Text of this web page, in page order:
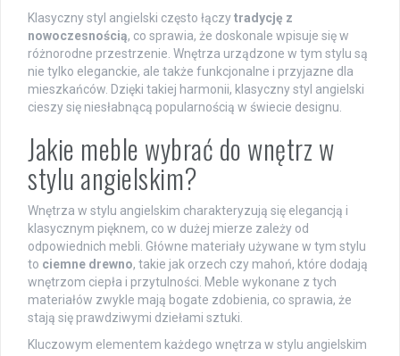
Klasyczny styl angielski często łączytradycję z
nowoczesnością, co sprawia, że doskonale wpisuje się w
różnorodne przestrzenie. Wnętrza urządzone w tym stylu są
nie tylko eleganckie, ale także funkcjonalne i przyjazne dla
mieszkańców. Dzięki takiej harmonii, klasyczny styl angielski
cieszy się niesłabnącą popularnością w świecie designu.
Jakie meble wybrać do wnętrz w
stylu angielskim?
Wnętrza w stylu angielskim charakteryzują się elegancją i
klasycznym pięknem, co w dużej mierze zależy od
odpowiednich mebli. Główne materiały używane w tym stylu
to ciemne drewno, takie jak orzech czy mahoń, które dodają
wnętrzom ciepła i przytulności. Meble wykonane z tych
materiałów zwykle mają bogate zdobienia, co sprawia, że
stają się prawdziwymi dziełami sztuki.
Kluczowym elementem każdego wnętrza w stylu angielskim